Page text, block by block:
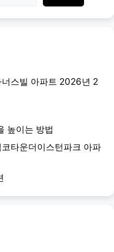
스빌 아파트 2026년 2
높이는 방법
타운더이스턴파크 아파